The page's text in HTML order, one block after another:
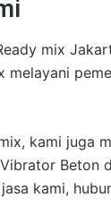
mix
melayani
kami juga
Beton
kami,